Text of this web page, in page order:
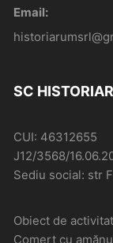
Email:
SC
CUI: 46312655
J12/3568/
Sediu social: str
Obiect de
Comerţ cu